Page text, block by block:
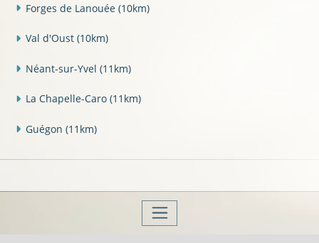
Forges de Lanouée (10km)
Val d'Oust (10km)
Néant-sur-Yvel (11km)
La Chapelle-Caro (11km)
Guégon (11km)